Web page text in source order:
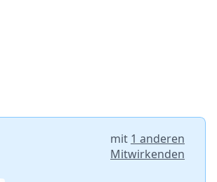
mit 1 anderen
Mitwirkenden